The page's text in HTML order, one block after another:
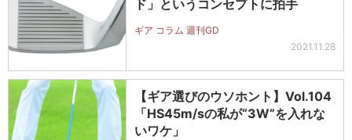
ド」というコンセプトに拍手
ギア コラム 週刊GD
2021.11.28
【ギア選びのウソホント】Vol.104
「HS45m/sの私が“3W”を入れな
いワケ」